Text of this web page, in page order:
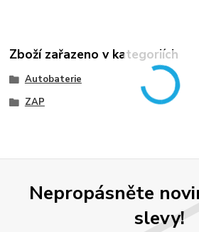
Zboží zařazeno v kategoriích
Autobaterie
ZAP
Nepropásněte
slevy!